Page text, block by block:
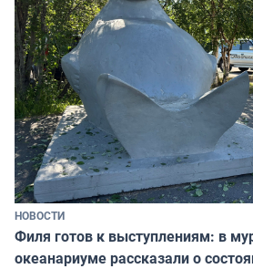
НОВОСТИ
Филя готов к выступлениям: в
океанариуме рассказали о